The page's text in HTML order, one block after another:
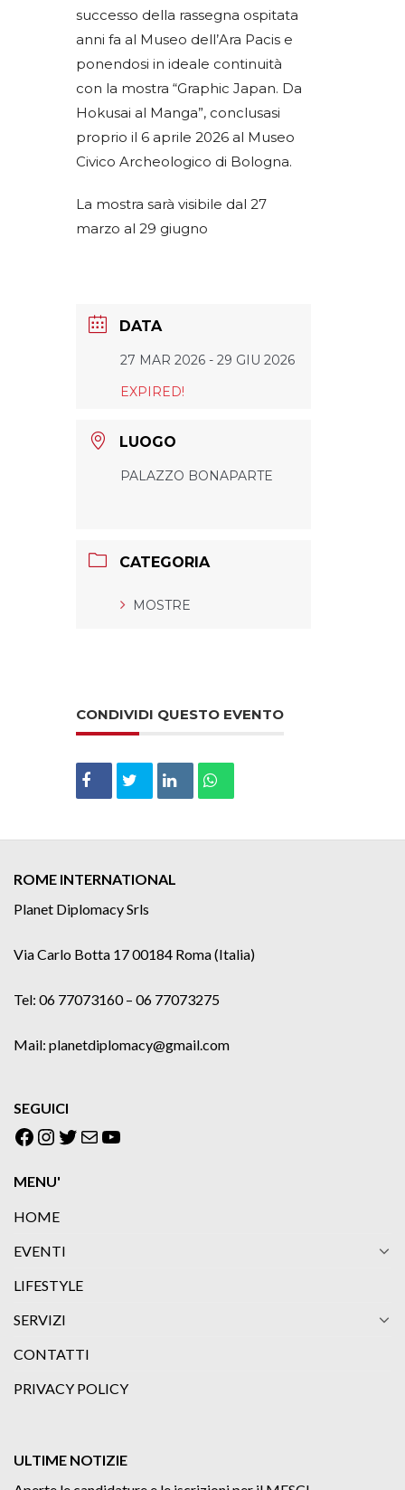
successo della rassegna ospitata
anni fa al Museo dell’Ara Pacis e
ponendosi in ideale continuità
con la mostra “Graphic Japan. Da
Hokusai al Manga”, conclusasi
proprio il 6 aprile 2026 al Museo
Civico Archeologico di Bologna.
La mostra sarà visibile dal 27
marzo al 29 giugno
DATA
27 MAR 2026 - 29 GIU 2026
EXPIRED!
LUOGO
PALAZZO BONAPARTE
CATEGORIA
MOSTRE
CONDIVIDI QUESTO EVENTO
ROME INTERNATIONAL
Planet Diplomacy Srls
Via Carlo Botta 17 00184 Roma (Italia)
Tel: 06 77073160 – 06 77073275
Mail: planetdiplomacy@gmail.com
SEGUICI
Facebook
Instagram
Twitter
EmailYouTube
MENU'
HOME
EVENTI
LIFESTYLE
SERVIZI
CONTATTI
PRIVACY POLICY
ULTIME NOTIZIE